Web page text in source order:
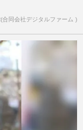
合同会社デジタルファーム )